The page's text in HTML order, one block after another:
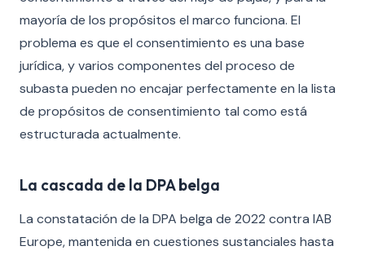
mayoría de los propósitos el marco funciona. El
problema es que el consentimiento es una base
jurídica, y varios componentes del proceso de
subasta pueden no encajar perfectamente en la lista
de propósitos de consentimiento tal como está
estructurada actualmente.
La cascada de la DPA belga
La constatación de la DPA belga de 2022 contra IAB
Europe, mantenida en cuestiones sustanciales hasta